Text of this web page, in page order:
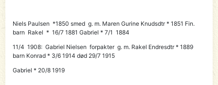
Niels Paulsen *1850 smed g. m. Maren Gurine Knudsdtr * 1851 Fin.
barn Rakel * 16/7 1881 Gabriel * 7/1 1884
11/4 1908: Gabriel Nielsen forpakter g. m. Rakel Endresdtr * 1889
barn Konrad * 3/6 1914 død 29/7 1915
Gabriel * 20/8 1919